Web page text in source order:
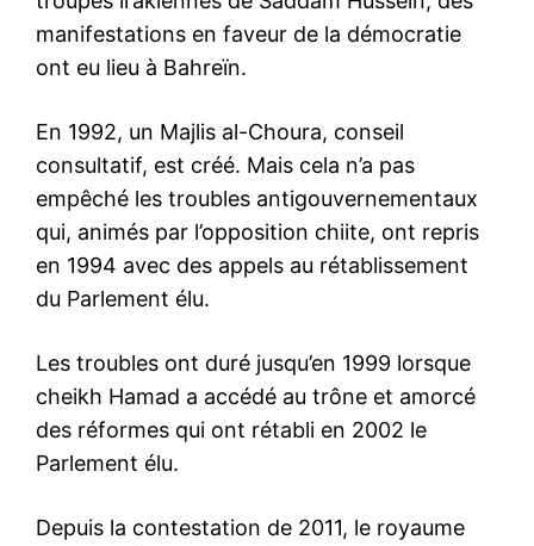
manifestations en faveur de la démocratie
ont eu lieu à Bahreïn.
En 1992, un Majlis al-Choura, conseil
consultatif, est créé. Mais cela n’a pas
empêché les troubles antigouvernementaux
qui, animés par l’opposition chiite, ont repris
en 1994 avec des appels au rétablissement
du Parlement élu.
Les troubles ont duré jusqu’en 1999 lorsque
cheikh Hamad a accédé au trône et amorcé
des réformes qui ont rétabli en 2002 le
Parlement élu.
Depuis la contestation de 2011, le royaume